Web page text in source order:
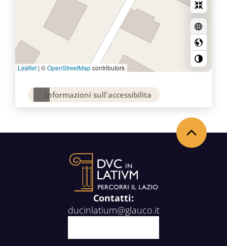
Leaflet | ©OpenStreetMapcontributors
Informazioni sull'accessibilita
Contatti:
ducinlatium@glauco.it
Back to the top